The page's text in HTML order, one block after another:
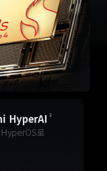
HyperAI 2
로